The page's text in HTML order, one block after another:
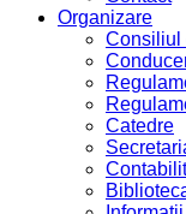
Organizare
Consiliul
Catedre